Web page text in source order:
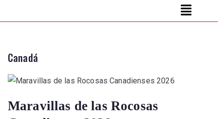
Canadá
Maravillas de las Rocosas